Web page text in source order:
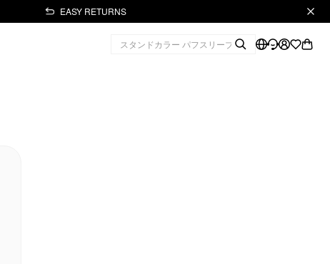
EASY RETURNS